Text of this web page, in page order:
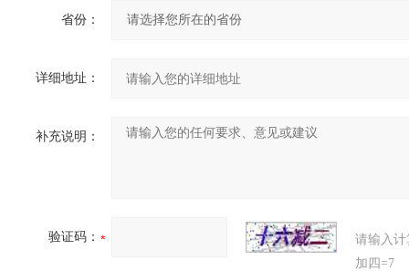
省份：
详细地址：
补充说明：
验证码：
请输入
加四=7